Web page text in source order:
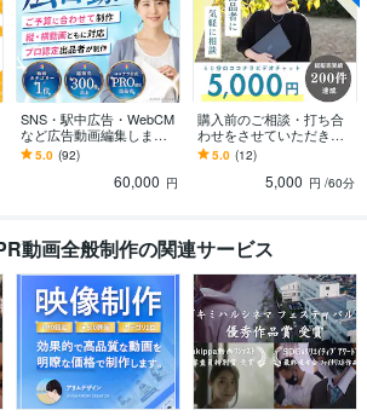
動画やその他各種動画の作成
企業PV 広告動画 PR動画
オープニング動画
広告
築 LP制作
ネイル 広告 LP STUDIO
広告
~ 2015年2月
SNS・駅中広告・WebCM
など広告動画編集します
【初めての依頼でも安
心！】「ご予算」に合わ
せて動画を制作！
5.0 (92)
60,000 円
購入前のご相談・打ち合
わせをさせていただきま
す ご成約の場合、打ち合
わせ料(5000円)はお値引
きいたします
5.0 (12)
5,000 円 /60分
動画全般制作の関連サービス